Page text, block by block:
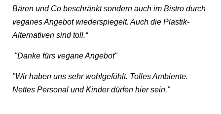
Bären und Co beschränkt sondern auch im Bistro durch
veganes Angebot wiederspiegelt. Auch die Plastik-
Alternativen sind toll.“
"Danke fürs vegane Angebot"
"Wir haben uns sehr wohlgefühlt. Tolles Ambiente.
Nettes Personal und Kinder dürfen hier sein."